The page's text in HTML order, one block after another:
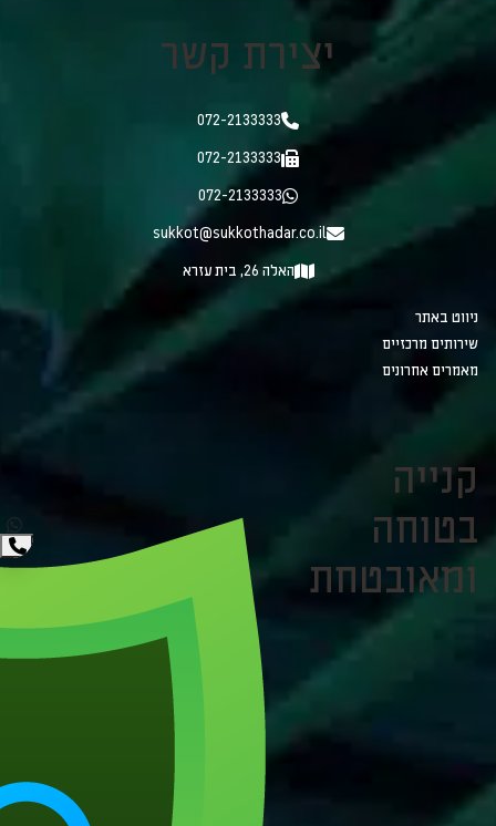
יצירת קשר
072-2133333
072-2133333
072-2133333
sukkot@sukkothadar.co.il
האלה 26, בית עזרא
ניווט באתר
שירותים מרכזיים
מאמרים אחרונים
קנייה
בטוחה
ומאובטחת